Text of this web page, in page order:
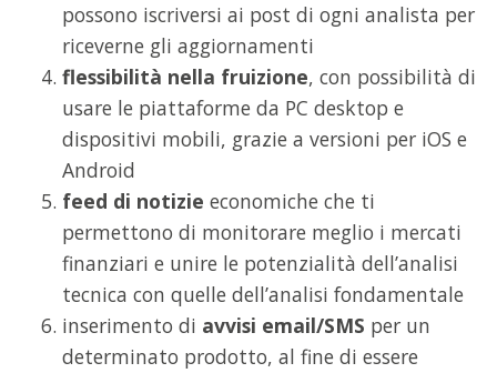
possono iscriversi ai post di ogni analista per
riceverne gli aggiornamenti
flessibilità nella fruizione, con possibilità di
usare le piattaforme da PC desktop e
dispositivi mobili, grazie a versioni per iOS e
Android
feed di notizie economiche che ti
permettono di monitorare meglio i mercati
finanziari e unire le potenzialità dell’analisi
tecnica con quelle dell’analisi fondamentale
inserimento di avvisi email/SMS per un
determinato prodotto, al fine di essere